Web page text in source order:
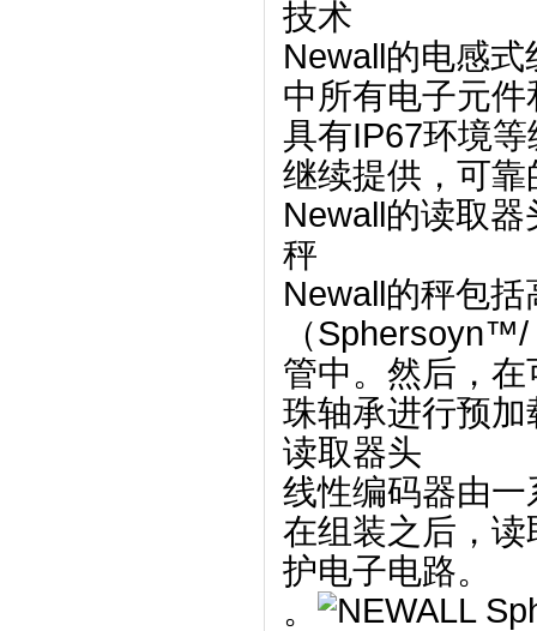
技术
Newall的电感
中所有电子元
具有IP67环境
继续提供，可靠
Newall的读取
秤
Newall的秤包
（
管中。 然后，在
珠轴承进行预加
读取器头
线性编码器由
在组装之后，
护电子电路。
。